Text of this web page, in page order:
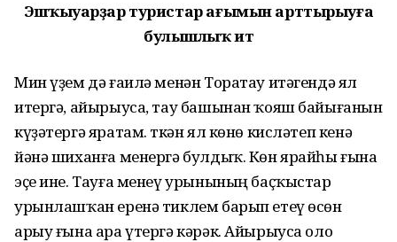
Эшҡыуарҙар туристар ағымын арттырыуға
булышлыҡ итә
Мин үҙем дә ғаилә менән Торатау итәгендә ял
итергә, айырыуса, тау башынан ҡояш байығанын
күҙәтергә яратам. Үткән ял көнө кисләтеп кенә
йәнә шиханға менергә булдыҡ. Көн ярайһы ғына
эҫе ине. Тауға менеү урынының баҫҡыстар
урынлашҡан еренә тиклем барып етеү өсөн
арыу ғына ара үтергә кәрәк. Айырыуса оло